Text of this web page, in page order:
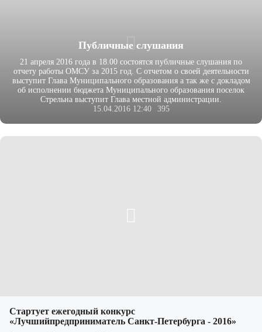
Публичные слушания
21 апреля 2016 года в 18.00 состоятся публичные слушания по
отчету работы ОМСУ за 2015 год. С отчетом о своей деятельности
выступит Глава Муниципального образования а так же с докладом
об исполнении бюджета Муниципального образования поселок
Стрельна выступит Глава местной администрации.
15.04.2016 12:40
395
Стартует ежегодный конкурс
«Лучшийпредприниматель Санкт-Петербурга - 2016»